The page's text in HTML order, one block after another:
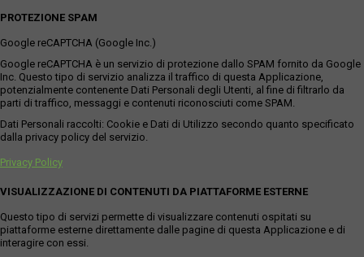
PROTEZIONE SPAM
Google reCAPTCHA (Google Inc.)
Google reCAPTCHA è un servizio di protezione dallo SPAM fornito da Google
Inc. Questo tipo di servizio analizza il traffico di questa Applicazione,
potenzialmente contenente Dati Personali degli Utenti, al fine di filtrarlo da
parti di traffico, messaggi e contenuti riconosciuti come SPAM.
Dati Personali raccolti: Cookie e Dati di Utilizzo secondo quanto specificato
dalla privacy policy del servizio.
Privacy Policy
VISUALIZZAZIONE DI CONTENUTI DA PIATTAFORME ESTERNE
Questo tipo di servizi permette di visualizzare contenuti ospitati su
piattaforme esterne direttamente dalle pagine di questa Applicazione e di
interagire con essi.